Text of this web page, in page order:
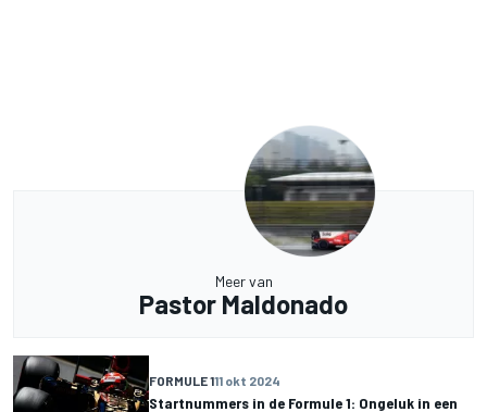
Meer van
Pastor Maldonado
FORMULE 111 okt 2024
Startnummers in de Formule 1: Ongeluk in een